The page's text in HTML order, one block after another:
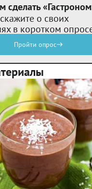
сделать
о своих
в коротком
Пройти опрос